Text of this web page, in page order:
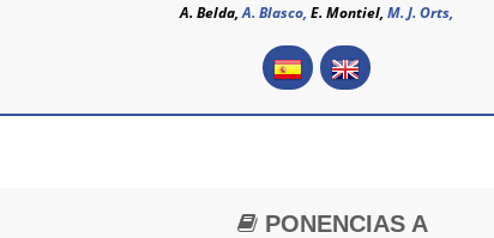
A. Belda,A. Blasco, E. Montiel, M. J. Orts,
PONENCIAS A